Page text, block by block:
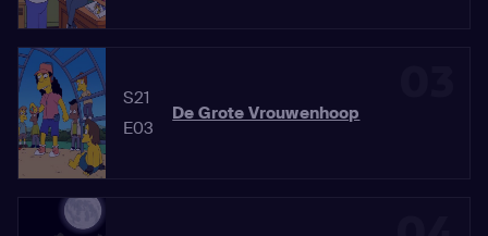
S21
E03
De Grote Vrouwenhoop